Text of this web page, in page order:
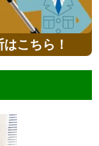
こちら！